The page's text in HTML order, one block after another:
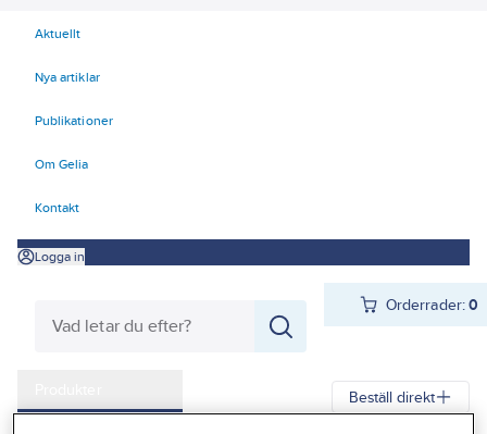
Aktuellt
Nya artiklar
Publikationer
Om Gelia
Kontakt
Logga in
Orderrader:0
Beställ direkt